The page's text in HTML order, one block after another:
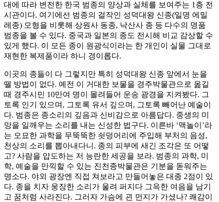
대에 따라 변전한 한국 범종의 양상과 실체를 보여주는 1층 전
시관이다. 여기에선 범종의 걸작인 성덕대왕 신종(일명 에밀
레종) 모형을 비롯해 상원사 동종, 낙산사 종 등 다수의 명품
범종을 볼 수 있다. 중국과 일본의 종도 전시해 비교 감상할 수
있게 했다. 이 모든 종이 원광식이라는 한 개인이 실물 그대로
재현한 복제품이라 하니 경이롭다.
이곳의 종들이 다 그렇지만 특히 성덕대왕 신종 앞에서 눈을
뗄 방법이 없다. 예전 이 거대한 보물을 경주박물관으로 옮길
때 경주시민 10만여 명이 몰려들어 운송 광경을 지켜봤다. 그
토록 인기 있으며, 그토록 유서 깊으며, 그토록 빼어난 예술이
다. 범종은 종소리의 깊음과 신비감으로 아름답다. 중생의 미
망을 일깨우는 소리를 내는 신성한 법구다. 이른바 ‘맥놀이’라
는 오묘한 과학을 무뚝뚝한 쇳덩어리에 주입해 부처의 음성,
천상의 소리를 뽑아내다니. 종의 피부에 새긴 조각은 또 어떻
고? 사람을 압도하는 저 능란한 세공을 보라. 범종의 과학, 미
학, 예술을 만끽할 수 있는 진천종박물관은 기분을 돋워주는
명소다. 야외 광장엔 직접 쳐보라고 만들어놓은 대종 2점이 있
다. 종을 치자 웅장한 소리가 울려 퍼지다 그윽한 여음을 남기
고 꿈처럼 사라진다. 그러자 가슴에 괸 먼지가 가셨나? 쾌감이